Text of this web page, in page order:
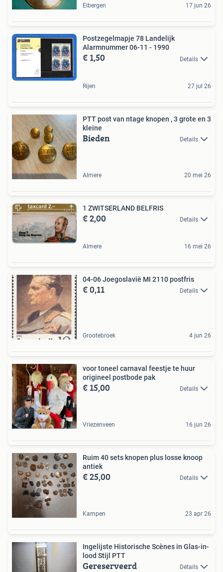
Eibergen 17 jun 26
Postzegelmapje 78 Landelijk
Alarmnummer 06-11 - 1990
€ 1,50 Details
Rijen 27 jul 26
PTT post van ntage knopen , 3 grote en 3
kleine
Bieden Details
Almere 20 mei 26
1 ZWITSERLAND BELFRIS
€ 2,00 Details
Almere 16 mei 26
04-06 Joegoslavië MI 2110 postfris
€ 0,11 Details
Grootebroek 4 jun 26
voor toneel carnaval feestje te huur
origineel postbode pak
€ 15,00 Details
Vriezenveen 16 jun 26
Ruim 40 sets knopen plus losse knoop
antiek
€ 25,00 Details
Kampen 23 apr 26
Ingelijste Historische Scènes in Glas-in-
lood Stijl PTT
Gereserveerd Details